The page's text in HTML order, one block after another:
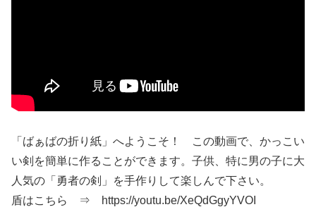
「ばぁばの折り紙」へようこそ！ この動画で、かっこい
い剣を簡単に作ることができます。子供、特に男の子に大
人気の「勇者の剣」を手作りして楽しんで下さい。
盾はこちら ⇒ https://youtu.be/XeQdGgyYVOI